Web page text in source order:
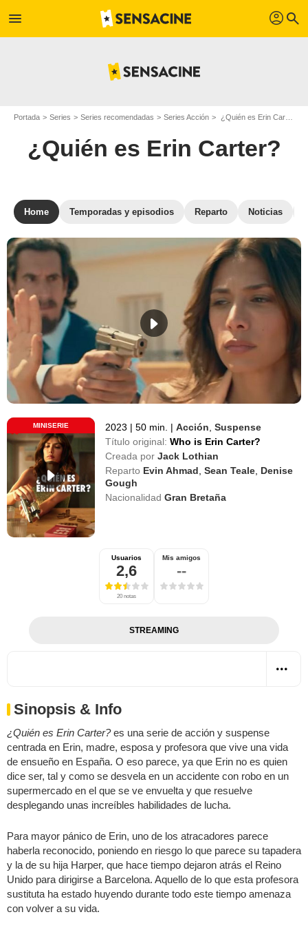
menu profil search
Portada Series Series recomendadas Series Acción ¿Quién es Erin Carter?
¿Quién es Erin Carter?
Home Temporadas y episodios Reparto Noticias
MINISERIE 2023 | 50 min. | Acción ,Suspense
Título original: Who is Erin Carter?
Creada por Jack Lothian
Reparto Evin Ahmad ,Sean Teale Denise
Gough
Nacionalidad Gran Bretaña
Usuarios
2,6
20 notas
Mis amigos
--
STREAMING
Sinopsis & Info
¿Quién es Erin Carter?es una serie de acción y suspense
centrada en Erin, madre, esposa y profesora que vive una vida
de ensueño en España. O eso parece, ya que Erin no es quien
dice ser, tal y como se desvela en un accidente con robo en un
supermercado en el que se ve envuelta y que resuelve
desplegando unas increíbles habilidades de lucha.
Para mayor pánico de Erin, uno de los atracadores parece
haberla reconocido, poniendo en riesgo lo que parece su tapadera
y la de su hija Harper, que hace tiempo dejaron atrás el Reino
Unido para dirigirse a Barcelona. Aquello de lo que esta profesora
sustituta ha estado huyendo durante todo este tiempo amenaza
con volver a su vida.